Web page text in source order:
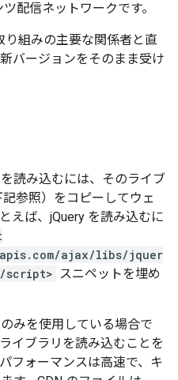
配信ネットワークです。
り組みの主要な関係者と直
バージョンをそのまま受け
読み込むには、そのライブ
参照）をコピーしてウェ
えば、jQuery を読み込むに
ajax/libs/jquer
script> スニペットを埋め
みを使用している場合で
イブラリを読み込むことを
フォーマンスは高速で、キ